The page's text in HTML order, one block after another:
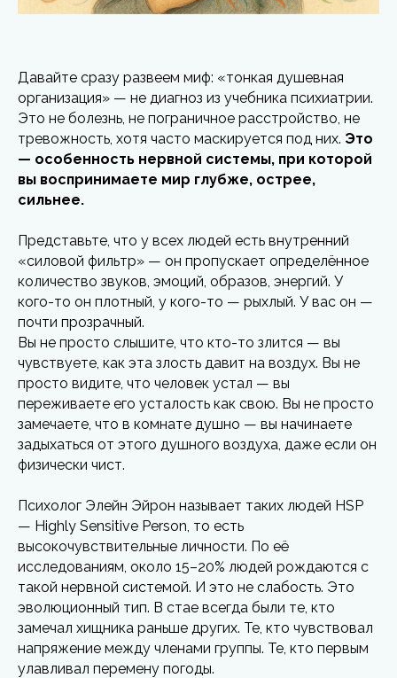
Давайте сразу развеем миф: «тонкая душевная
организация» — не диагноз из учебника психиатрии.
Это не болезнь, не пограничное расстройство, не
тревожность, хотя часто маскируется под них. Это
— особенность нервной системы, при которой
вы воспринимаете мир глубже, острее,
сильнее.
Представьте, что у всех людей есть внутренний
«силовой фильтр» — он пропускает определённое
количество звуков, эмоций, образов, энергий. У
кого-то он плотный, у кого-то — рыхлый. У вас он —
почти прозрачный.
Вы не просто слышите, что кто-то злится — вы
чувствуете, как эта злость давит на воздух. Вы не
просто видите, что человек устал — вы
переживаете его усталость как свою. Вы не просто
замечаете, что в комнате душно — вы начинаете
задыхаться от этого душного воздуха, даже если он
физически чист.
Психолог Элейн Эйрон называет таких людей HSP
— Highly Sensitive Person, то есть
высокочувствительные личности. По её
исследованиям, около 15–20% людей рождаются с
такой нервной системой. И это не слабость. Это
эволюционный тип. В стае всегда были те, кто
замечал хищника раньше других. Те, кто чувствовал
напряжение между членами группы. Те, кто первым
улавливал перемену погоды.